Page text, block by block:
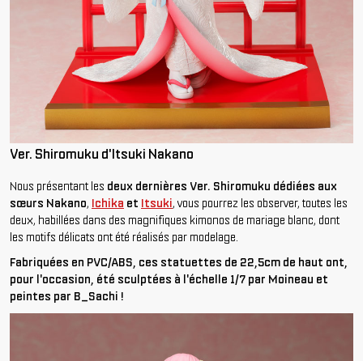
Ver. Shiromuku d'Itsuki Nakano
Nous présentant les deux dernières Ver. Shiromuku dédiées aux
sœurs Nakano, Ichika et Itsuki, vous pourrez les observer, toutes les
deux, habillées dans des magnifiques kimonos de mariage blanc, dont
les motifs délicats ont été réalisés par modelage.
Fabriquées en PVC/ABS, ces statuettes de 22,5cm de haut ont,
pour l'occasion, été sculptées à l'échelle 1/7 par Moineau et
peintes par B_Sachi !